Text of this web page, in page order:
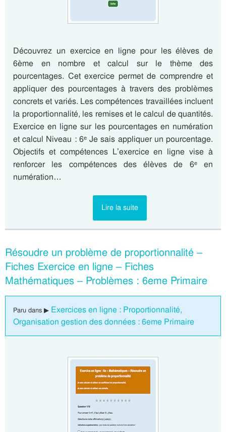
Découvrez un exercice en ligne pour les élèves de
6ème en nombre et calcul sur le thème des
pourcentages. Cet exercice permet de comprendre et
appliquer des pourcentages à travers des problèmes
concrets et variés. Les compétences travaillées incluent
la proportionnalité, les remises et le calcul de quantités.
Exercice en ligne sur les pourcentages en numération
et calcul Niveau : 6ᵉ Je sais appliquer un pourcentage.
Objectifs et compétences L’exercice en ligne vise à
renforcer les compétences des élèves de 6ᵉ en
numération…
Lire la suite
Résoudre un problème de proportionnalité –
Fiches Exercice en ligne – Fiches
Mathématiques – Problèmes : 6eme Primaire
Paru dans ▶ Exercices en ligne : Proportionnalité,
Organisation gestion des données : 6eme Primaire